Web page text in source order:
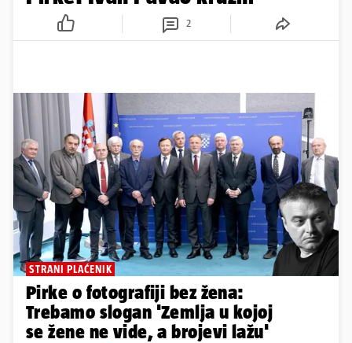
2
STRANI PLAĆENIK
Pirke o fotografiji bez žena:
Trebamo slogan 'Zemlja u kojoj
se žene ne vide, a brojevi lažu'